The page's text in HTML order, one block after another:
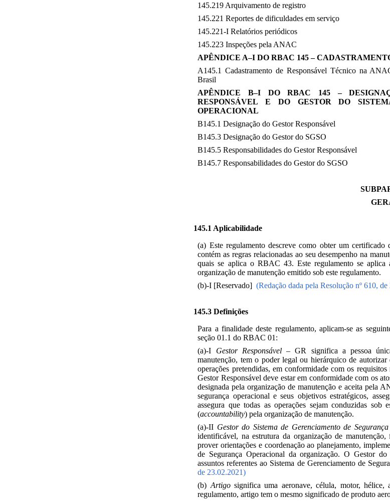
145.219 Arquivamento de registro
145.221 Reportes de dificuldades em serviço
145.221-I Relatórios periódicos
145.223 Inspeções pela ANAC
APÊNDICE A–I DO RBAC 145 –
A145.1 Cadastramento de Responsável Técnico na
Brasil
APÊNDICE B–I DO RBAC 145 –
RESPONSÁVEL E DO GESTOR DO
OPERACIONAL
B145.1 Designação do Gestor Responsável
B145.3 Designação do Gestor do SGSO
B145.5 Responsabilidades do Gestor Responsável
B145.7 Responsabilidades do Gestor do SGSO
145.1 Aplicabilidade
(a) Este regulamento descreve como obter um
contém as regras relacionadas ao seu desempenho na
quais se aplica o RBAC 43. Este regulamento se
organização de manutenção emitido sob este regulamento.
(b)-I [Reservado](Redação dada pela Resolução nº 610,
145.3 Definições
Para a finalidade deste regulamento, aplicam-se as
seção 01.1 do RBAC 01:
(a)-I Gestor Responsável– GR significa a pessoa
manutenção, tem o poder legal ou hierárquico de
operações pretendidas, em conformidade com os
Gestor Responsável deve estar em conformidade com os
designada pela organização de manutenção e aceita pela
segurança operacional e seus objetivos estratégicos,
assegura que todas as operações sejam conduzidas sob
(accountability) pela organização de manutenção.
(a)-II Gestor do Sistema de Gerenciamento de
identificável, na estrutura da organização de
prover orientações e coordenação ao planejamento,
de Segurança Operacional da organização. O Gestor
assuntos referentes ao Sistema de Gerenciamento de
de 23.02.2021)
(b) Artigosignifica uma aeronave, célula, motor, hélice,
regulamento, artigo tem o mesmo significado de produto